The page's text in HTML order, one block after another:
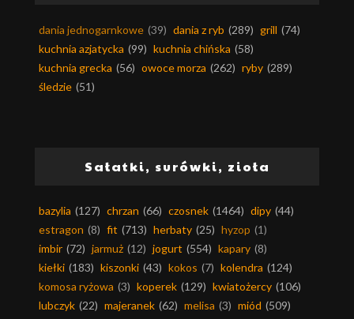
dania jednogarnkowe (39) dania z ryb (289) grill (74)
kuchnia azjatycka (99) kuchnia chińska (58)
kuchnia grecka (56) owoce morza (262) ryby (289)
śledzie (51)
Sałatki, surówki, zioła
bazylia (127) chrzan (66) czosnek (1464) dipy (44)
estragon (8) fit (713) herbaty (25) hyzop (1)
imbir (72) jarmuż (12) jogurt (554) kapary (8)
kiełki (183) kiszonki (43) kokos (7) kolendra (124)
komosa ryżowa (3) koperek (129) kwiatożercy (106)
lubczyk (22) majeranek (62) melisa (3) miód (509)